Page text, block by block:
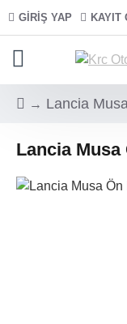
GIRIŞ YAP KAYIT
Lancia
Lancia